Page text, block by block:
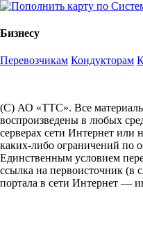
Бизнесу
Перевозчикам Кондукторам
(С) АО «ТТС». Все
воспроизведены в любых
серверах сети Интернет или
каких-либо ограничений по
Единственным условием
ссылка на первоисточник (в
портала в сети Интернет —